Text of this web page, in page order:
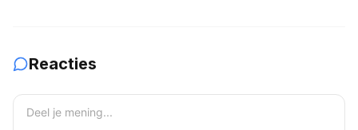
Reacties